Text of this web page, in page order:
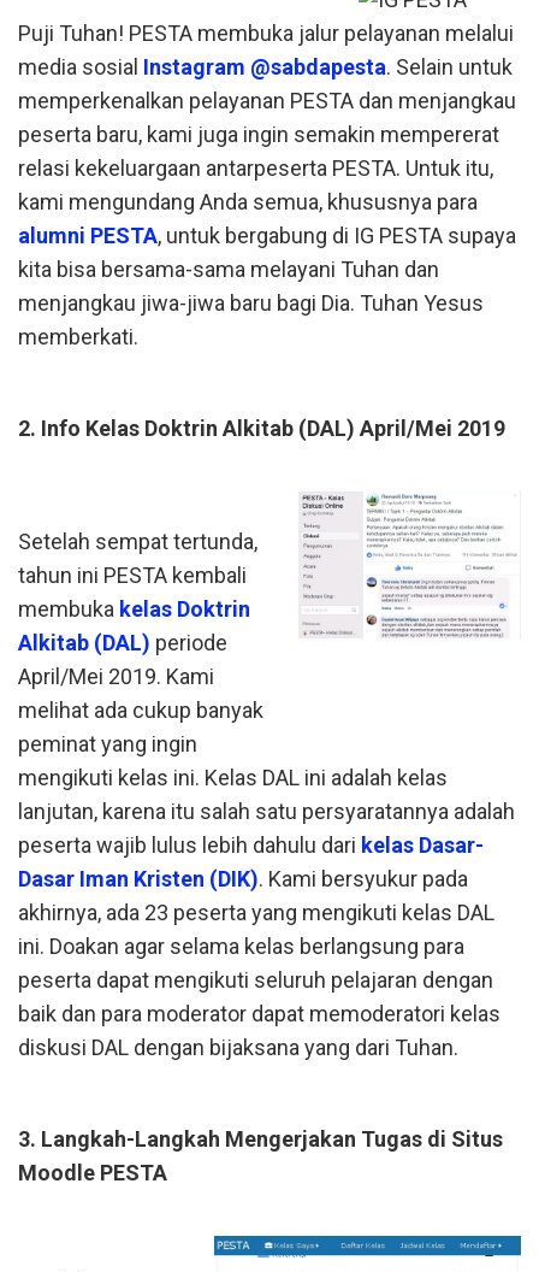
Puji Tuhan! PESTA membuka jalur pelayanan melalui
media sosial Instagram @sabdapesta. Selain untuk
memperkenalkan pelayanan PESTA dan menjangkau
peserta baru, kami juga ingin semakin mempererat
relasi kekeluargaan antarpeserta PESTA. Untuk itu,
kami mengundang Anda semua, khususnya para
alumni PESTA, untuk bergabung di IG PESTA supaya
kita bisa bersama-sama melayani Tuhan dan
menjangkau jiwa-jiwa baru bagi Dia. Tuhan Yesus
memberkati.
2. Info Kelas Doktrin Alkitab (DAL) April/Mei 2019
Setelah sempat tertunda,
tahun ini PESTA kembali
membuka kelas Doktrin
Alkitab (DAL) periode
April/Mei 2019. Kami
melihat ada cukup banyak
peminat yang ingin
mengikuti kelas ini. Kelas DAL ini adalah kelas
lanjutan, karena itu salah satu persyaratannya adalah
peserta wajib lulus lebih dahulu dari kelas Dasar-
Dasar Iman Kristen (DIK). Kami bersyukur pada
akhirnya, ada 23 peserta yang mengikuti kelas DAL
ini. Doakan agar selama kelas berlangsung para
peserta dapat mengikuti seluruh pelajaran dengan
baik dan para moderator dapat memoderatori kelas
diskusi DAL dengan bijaksana yang dari Tuhan.
3. Langkah-Langkah Mengerjakan Tugas di Situs
Moodle PESTA